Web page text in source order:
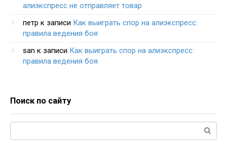
алиэкспресс не отправляет товар
петр к записи Как выиграть спор на алиэкспресс:
правила ведения боя
san к записи Как выиграть спор на алиэкспресс:
правила ведения боя
Поиск по сайту
Поиск: